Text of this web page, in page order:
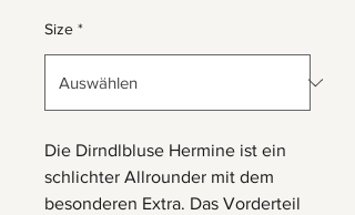
Size *
Die Dirndlbluse Hermine ist ein
schlichter Allrounder mit dem
besonderen Extra. Das Vorderteil